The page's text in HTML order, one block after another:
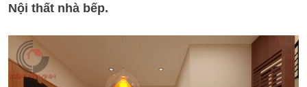
Nội thất nhà bếp.